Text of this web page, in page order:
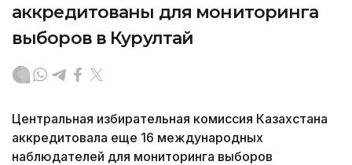
аккредитованы для мониторинга
выборов в Курултай
Центральная избирательная комиссия Казахстана
аккредитовала еще 16 международных
наблюдателей для мониторинга выборов